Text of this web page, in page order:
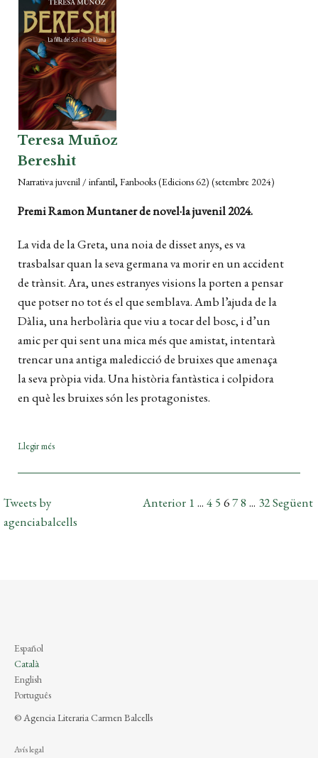
Teresa Muñoz
Bereshit
Narrativa juvenil / infantil, Fanbooks (Edicions 62) (setembre 2024)
Premi Ramon Muntaner de novel·la juvenil 2024.
La vida de la Greta, una noia de disset anys, es va
trasbalsar quan la seva germana va morir en un accident
de trànsit. Ara, unes estranyes visions la porten a pensar
que potser no tot és el que semblava. Amb l’ajuda de la
Dàlia, una herbolària que viu a tocar del bosc, i d’un
amic per qui sent una mica més que amistat, intentarà
trencar una antiga maledicció de bruixes que amenaça
la seva pròpia vida. Una història fantàstica i colpidora
en què les bruixes són les protagonistes.
Llegir més
Anterior 1 ... 4 5 678 ... 32Següent
Tweets by
agenciabalcells
Español
Català
English
Português
© Agencia Literaria Carmen Balcells
Avís legal